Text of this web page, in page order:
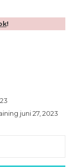
!
juni 27, 2023